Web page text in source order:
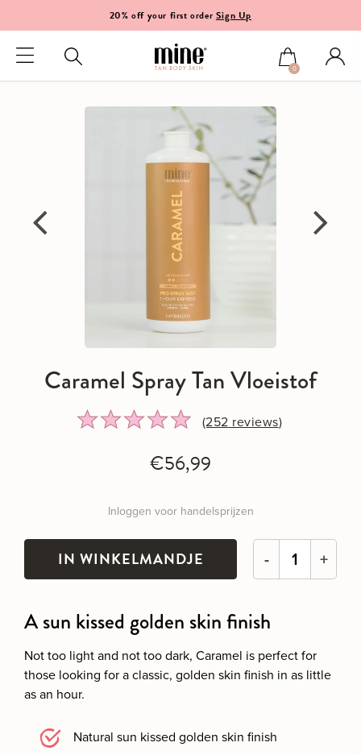
20% off your first order Sign Up
0
Caramel Spray Tan Vloeistof
Rated
Click
go
to
(252 reviews)
€56,99
Inloggen voor handelsprijzen
+
A sun kissed golden skin finish
Not too light and not too dark, Caramel is perfect for
those looking for a classic, golden skin finish in as little
as an hour.
Natural sun kissed golden skin finish